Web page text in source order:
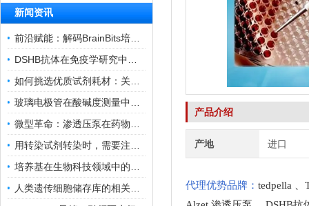
新闻资讯
产品介绍
产地 进口
代理优势品牌： tedpella